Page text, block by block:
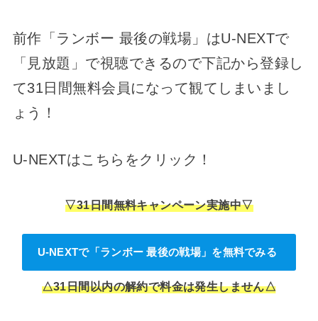
前作「ランボー 最後の戦場」はU-NEXTで
「見放題」で視聴できるので下記から登録し
て31日間無料会員になって観てしまいまし
ょう！
U-NEXTはこちらをクリック！
▽31日間無料キャンペーン実施中▽
U-NEXTで「ランボー 最後の戦場」を無料でみる
△31日間以内の解約で料金は発生しません△